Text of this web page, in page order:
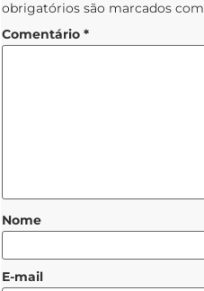
obrigatórios são marcados com
Comentário *
Nome
E-mail